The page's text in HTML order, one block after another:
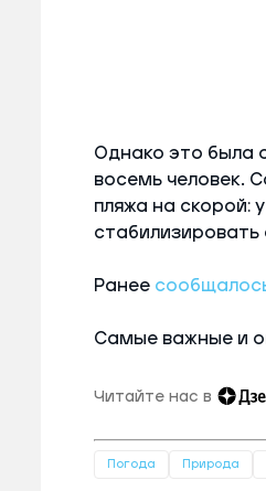
Однако это была
восемь человек.
пляжа на скорой:
стабилизировать
Ранее
Самые важные и
Читайте нас в
Погода Природа